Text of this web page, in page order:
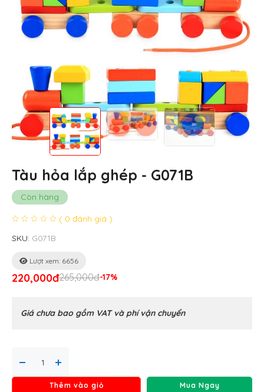
Tàu hỏa lắp ghép - G071B
Còn hàng
( 0 đánh giá )
SKU: G071B
Lượt xem: 6656
220,000đ265,000đ-17%
Giá chưa bao gồm VAT và phí vận chuyển
Thêm vào giỏ Mua Ngay